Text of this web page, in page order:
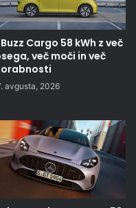
Cargo 58 kWh z več
več moči in več
avgusta, 2026